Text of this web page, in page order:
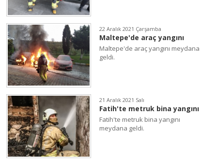
22 Aralık 2021 Çarşamba
Maltepe'de araç yangını
Maltepe'de araç yangını meydana
geldi.
21 Aralık 2021 Salı
Fatih'te metruk bina yangını
Fatih'te metruk bina yangını
meydana geldi.